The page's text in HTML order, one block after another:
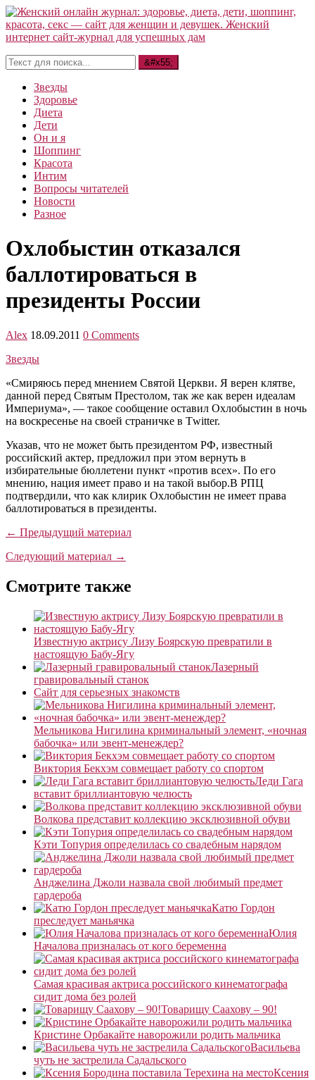
Звезды
Здоровье
Диета
Дети
Он и я
Шоппинг
Красота
Интим
Вопросы читателей
Новости
Разное
Охлобыстин отказался
баллотироваться в
президенты России
Alex 18.09.2011 0 Comments
Звезды
«Смиряюсь перед мнением Святой Церкви. Я верен клятве,
данной перед Святым Престолом, так же как верен идеалам
Империума», — такое сообщение оставил Охлобыстин в ночь
на воскресенье на своей страничке в Тwitter.
Указав, что не может быть президентом РФ, известный
российский актер, предложил при этом вернуть в
избирательные бюллетени пункт «против всех». По его
мнению, нация имеет право и на такой выбор.В РПЦ
подтвердили, что как клирик Охлобыстин не имеет права
баллотироваться в президенты.
← Предыдущий материал
Следующий материал →
Смотрите также
Известную актрису Лизу Боярскую превратили в
настоящую Бабу-Ягу
Лазерный
гравировальный станок
Сайт для серьезных знакомств
Мельникова Нигилина криминальный элемент, «ночная
бабочка» или эвент-менеждер?
Виктория Бекхэм совмещает работу со спортом
Леди Гага
вставит бриллиантовую челюсть
Волкова представит коллекцию эксклюзивной обуви
Кэти Топурия определилась со свадебным нарядом
Анджелина Джоли назвала свой любимый предмет
гардероба
Катю Гордон
преследует маньячка
Юлия
Началова призналась от кого беременна
Самая красивая актриса российского кинематографа
сидит дома без ролей
Товарищу Саахову – 90!
Кристине Орбакайте наворожили родить мальчика
Васильева
чуть не застрелила Садальского
Ксения